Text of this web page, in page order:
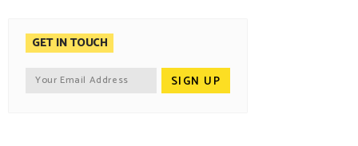
GET IN TOUCH